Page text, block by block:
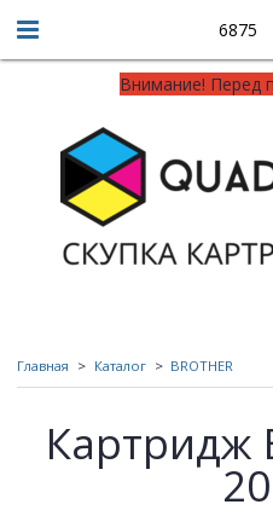
6875
Внимание! Перед
Главная Каталог BROTHER
Картридж